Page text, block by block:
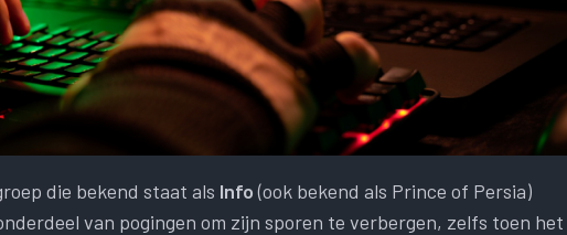
die bekend staat als Info(ook bekend als Prince of Persia)
van pogingen om zijn sporen te verbergen, zelfs toen het